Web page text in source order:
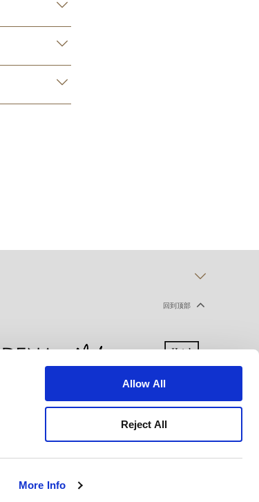
More Info
Allow All
Reject All
回到顶部